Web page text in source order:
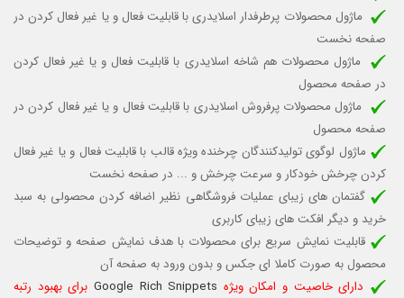
ماژول محصولات پرطرفدار اسلایدری با قابلیتفعال و یا غیر فعال کردندر
صفحه نخست
ماژول محصولات هم شاخه اسلایدری با قابلیت فعال و یا غیر فعال کردن
در صفحه محصول
ماژول محصولات پرفروش اسلایدری با قابلیت فعال و یا غیر فعال کردن در
صفحه محصول
ماژول لوگوی تولیدکنندگان چرخنده ویژه قالب با قابلیت فعال و یا غیر فعال
کردن چرخش خودکار و سرعت چرخش و ... در صفحه نخست
گفتمان های زیبای عملیات فروشگاهی نظیر اضافه کردن محصولی به سبد
خرید و دیگر افکت های زیبای کاربری
قابلیت نمایش سریع برای محصولات با هدف نمایش صفحه و توضیحات
محصول به صورت کاملا ای جکس و بدون ورود به صفحه آن
دارای خاصیت و امکان ویژه Google Rich Snippets برای بهبود رتبه